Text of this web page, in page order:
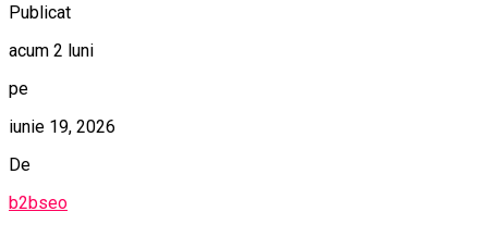
Publicat
acum 2 luni
pe
iunie 19, 2026
De
b2bseo